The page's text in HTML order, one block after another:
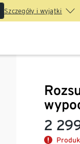
Szczegóły i wyjątki
2